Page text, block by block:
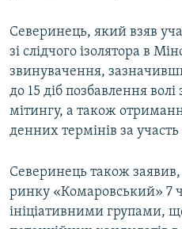
Усі сайти RFE/RL
Северинець, який взяв
зі слідчого ізолятора в
звинувачення,
до 15 діб позбавлення
мітингу, а також
денних термінів за
Северинець також заявив,
ринку «Комаровський» 7
ініціативними групами,